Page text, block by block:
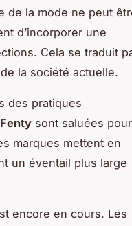
de la mode ne peut
d’incorporer une
Cela se traduit
la société actuelle.
des pratiques
sont saluées pour
marques mettent en
un éventail plus large
encore en cours. Les